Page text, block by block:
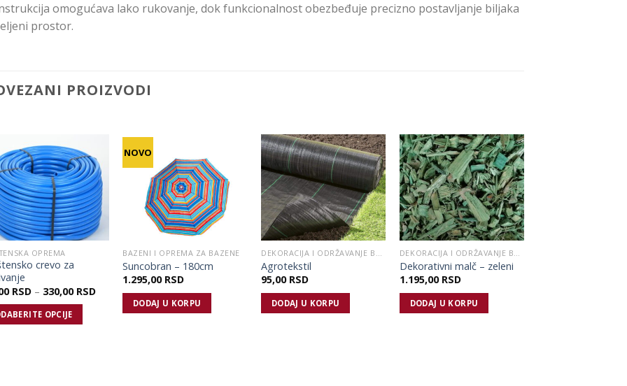
omogućava lako rukovanje, dok funkcionalnost obezbeđuje precizno postavljanje biljaka
prostor.
PROIZVODI
OPREMA
crevo za
RSD – 330,00 RSD
OPCIJE
NOVO
BAZENI I OPREMA ZA BAZENE
Suncobran – 180cm
1.295,00 RSD
DODAJ U KORPU
Agrotekstil
95,00 RSD
DODAJ U KORPU
Dekorativni malč – zeleni
1.195,00 RSD
DODAJ U KORPU